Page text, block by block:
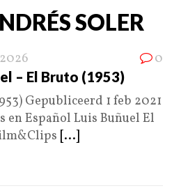
SOLER
0
– El Bruto (1953)
Gepubliceerd 1 feb 2021
en Español Luis Buñuel El
[...]